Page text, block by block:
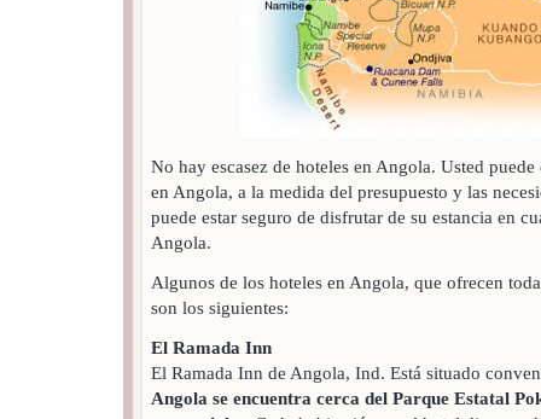
No hay escasez de hoteles en Angola. Usted
en Angola, a la medida del presupuesto y las
puede estar seguro de disfrutar de su estancia en
Angola.
Algunos de los hoteles en Angola, que ofrecen
son los siguientes:
El Ramada Inn
El Ramada Inn de Angola, Ind. Está situado
Angola se encuentra cerca del Parque Estatal